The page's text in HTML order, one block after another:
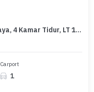
Rumah Mewah di Mulyorejo, Surabaya, 4 Kamar Tidur, LT 140m²
Carport
1